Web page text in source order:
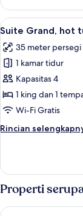
Suite
Senior,
hot
Lihat
semua
foto
untuk
Suite
Grand,
hot
7
Suite Grand, hot
35 meter persegi
1 kamar tidur
Kapasitas 4
1 king dan 1
Wi-Fi Gratis
Rincian
Rincian
Suite
hot
Properti
10GR Boutique